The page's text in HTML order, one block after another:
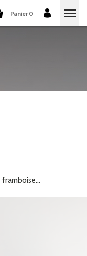
Panier 0
framboise...